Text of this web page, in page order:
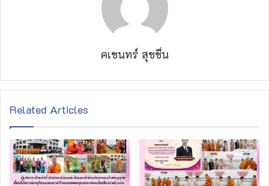
คเชนทร์ สุขชื่น
Related Articles